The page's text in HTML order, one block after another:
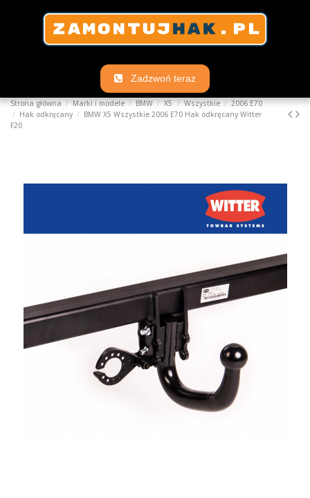
Zadzwoń teraz
Strona główna Marki i modele BMW X5 Wszystkie
2006 E70
Hak odkręcany
BMW X5 Wszystkie 2006 E70 Hak odkręcany Witter
F20